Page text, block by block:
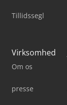
Tillidssegl
Virksomhed
Om os
presse